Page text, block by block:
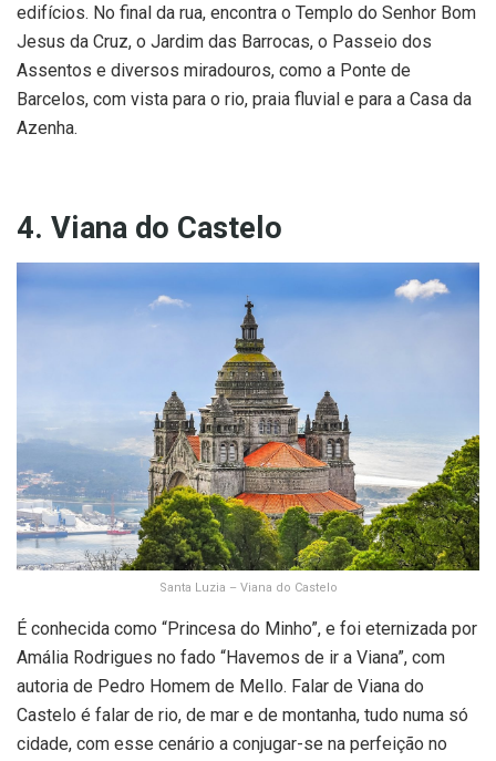
edifícios. No final da rua, encontra o Templo do Senhor Bom
Jesus da Cruz, o Jardim das Barrocas, o Passeio dos
Assentos e diversos miradouros, como a Ponte de
Barcelos, com vista para o rio, praia fluvial e para a Casa da
Azenha.
4. Viana do Castelo
Santa Luzia – Viana do Castelo
É conhecida como “Princesa do Minho”, e foi eternizada por
Amália Rodrigues no fado “Havemos de ir a Viana”, com
autoria de Pedro Homem de Mello. Falar de Viana do
Castelo é falar de rio, de mar e de montanha, tudo numa só
cidade, com esse cenário a conjugar-se na perfeição no